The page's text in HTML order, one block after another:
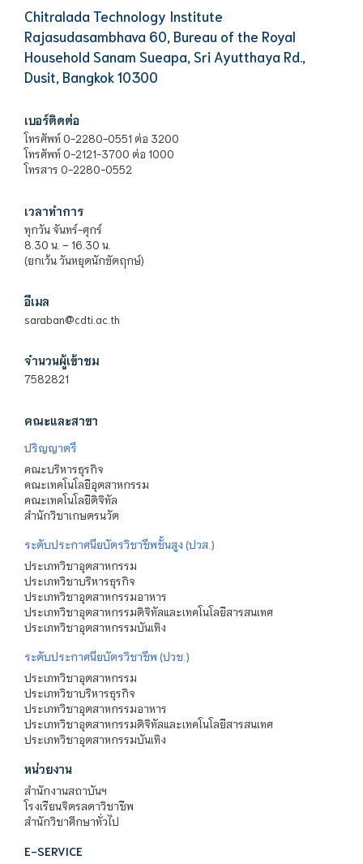
Chitralada Technology Institute
Rajasudasambhava 60, Bureau of the Royal
Household Sanam Sueapa, Sri Ayutthaya Rd.,
Dusit, Bangkok 10300
เบอร์ติดต่อ
โทรศัพท์ 0-2280-0551 ต่อ 3200
โทรศัพท์ 0-2121-3700 ต่อ 1000
โทรสาร 0-2280-0552
เวลาทำการ
ทุกวัน จันทร์-ศุกร์
8.30 น. – 16.30 น.
(ยกเว้น วันหยุดนักขัตฤกษ์)
อีเมล
saraban@cdti.ac.th
จำนวนผู้เข้าชม
7582821
คณะและสาขา
ปริญญาตรี
คณะบริหารธุรกิจ
คณะเทคโนโลยีอุตสาหกรรม
คณะเทคโนโลยีดิจิทัล
สำนักวิชาเกษตรนวัต
ระดับประกาศนียบัตรวิชาชีพชั้นสูง (ปวส.)
ประเภทวิชาอุตสาหกรรม
ประเภทวิชาบริหารธุรกิจ
ประเภทวิชาอุตสาหกรรมอาหาร
ประเภทวิชาอุตสาหกรรมดิจิทัลและเทคโนโลยีสารสนเทศ
ประเภทวิชาอุตสาหกรรมบันเทิง
ระดับประกาศนียบัตรวิชาชีพ (ปวช.)
ประเภทวิชาอุตสาหกรรม
ประเภทวิชาบริหารธุรกิจ
ประเภทวิชาอุตสาหกรรมอาหาร
ประเภทวิชาอุตสาหกรรมดิจิทัลและเทคโนโลยีสารสนเทศ
ประเภทวิชาอุตสาหกรรมบันเทิง
หน่วยงาน
สำนักงานสถาบันฯ
โรงเรียนจิตรลดาวิชาชีพ
สำนักวิชาศึกษาทั่วไป
E-SERVICE